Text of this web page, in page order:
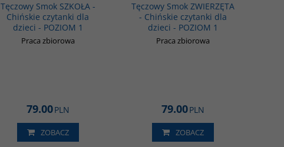
Tęczowy Smok SZKOŁA -
Chińskie czytanki dla
dzieci - POZIOM 1
Praca zbiorowa
79.00PLN
ZOBACZ
Tęczowy Smok ZWIERZĘTA
- Chińskie czytanki dla
dzieci - POZIOM 1
Praca zbiorowa
79.00PLN
ZOBACZ